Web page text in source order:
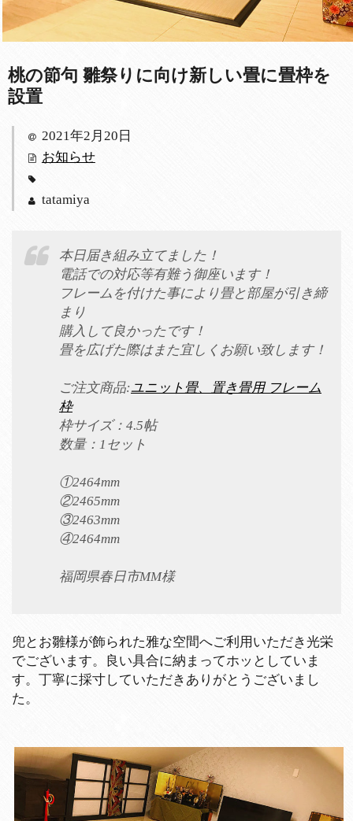
桃の節句 雛祭りに向け新しい畳に畳枠を
設置
2021年2月20日
お知らせ
tatamiya
本日届き組み立てました！
電話での対応等有難う御座います！
フレームを付けた事により畳と部屋が引き締
まり
購入して良かったです！
畳を広げた際はまた宜しくお願い致します！
ご注文商品:ユニット畳、置き畳用 フレーム
枠
枠サイズ：4.5帖
数量：1セット
①2464mm
②2465mm
③2463mm
④2464mm
福岡県春日市MM様
兜とお雛様が飾られた雅な空間へご利用いただき光栄
でございます。良い具合に納まってホッとしていま
す。丁寧に採寸していただきありがとうございまし
た。